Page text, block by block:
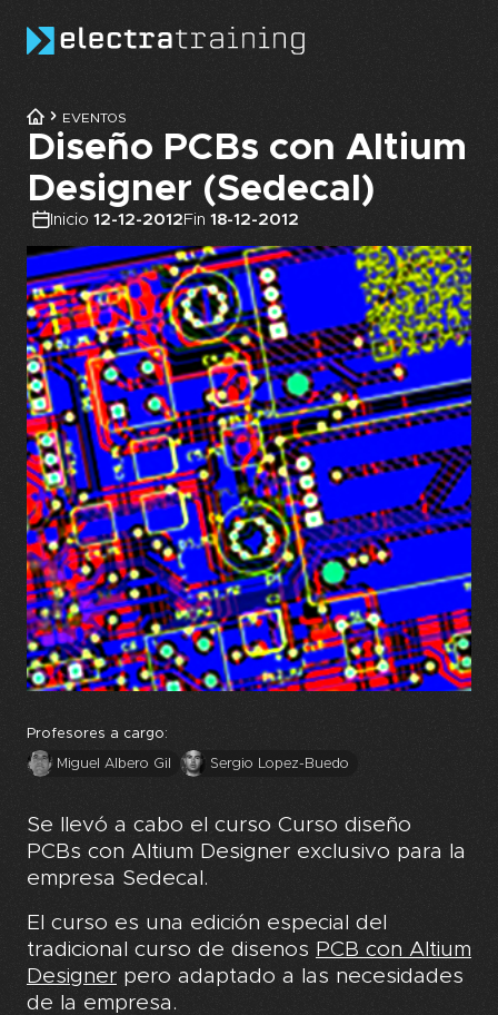
EVENTOS
Diseño PCBs con Altium
Designer (Sedecal)
Inicio 12-12-2012Fin 18-12-2012
Profesores a cargo:
Miguel Albero Gil Sergio Lopez-Buedo
Se llevó a cabo el curso Curso diseño
PCBs con Altium Designer exclusivo para la
empresa Sedecal.
El curso es una edición especial del
tradicional curso de disenos PCB con Altium
Designer pero adaptado a las necesidades
de la empresa.